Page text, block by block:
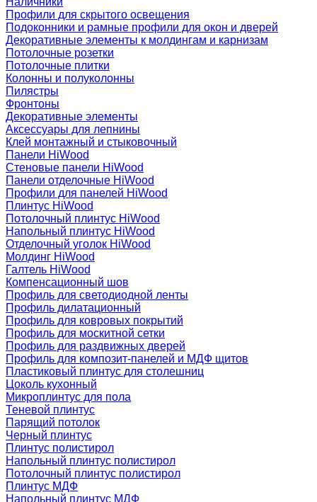
Профили для скрытого освещения
Подоконники и рамные профили для окон и дверей
Декоративные элементы к молдингам и карнизам
Потолочные розетки
Потолочные плитки
Колонны и полуколонны
Пилястры
Фронтоны
Декоративные элементы
Аксессуары для лепнины
Клей монтажный и стыковочный
Панели HiWood
Стеновые панели HiWood
Панели отделочные HiWood
Профили для панелей HiWood
Плинтус HiWood
Потолочный плинтус HiWood
Напольный плинтус HiWood
Отделочный уголок HiWood
Молдинг HiWood
Галтель HiWood
Компенсационный шов
Профиль для светодиодной ленты
Профиль дилатационный
Профиль для ковровых покрытий
Профиль для москитной сетки
Профиль для раздвижных дверей
Профиль для композит-панелей и МДФ щитов
Пластиковый плинтус для столешниц
Цоколь кухонный
Микроплинтус для пола
Теневой плинтус
Парящий потолок
Черный плинтус
Плинтус полистирол
Напольный плинтус полистирол
Потолочный плинтус полистирол
Плинтус МДФ
Напольный плинтус МДФ